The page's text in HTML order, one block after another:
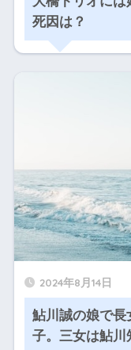
死因は？
2024年8月14日
鮎川誠の娘で長
子。三女は鮎川